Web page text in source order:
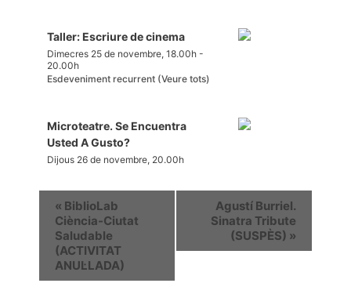
Taller: Escriure de cinema
Dimecres 25 de novembre, 18.00h -
20.00h
Esdeveniment recurrent (Veure tots)
Microteatre. Se Encuentra
Usted A Gusto?
Dijous 26 de novembre, 20.00h
« BiblioLab
Ciència-Ciutat
Saludable
(ACTIVITAT
ANUL·LADA)
Agustí Burriel.
Sinatra Tribute
(SUSPÈS) »